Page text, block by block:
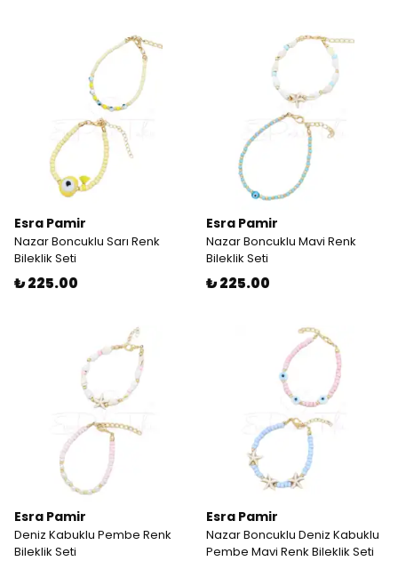
Esra Pamir
Nazar Boncuklu Sarı Renk
Bileklik Seti
₺ 225.00
Esra Pamir
Nazar Boncuklu Mavi Renk
Bileklik Seti
₺ 225.00
Esra Pamir
Deniz Kabuklu Pembe Renk
Bileklik Seti
Esra Pamir
Nazar Boncuklu Deniz Kabuklu
Pembe Mavi Renk Bileklik Seti